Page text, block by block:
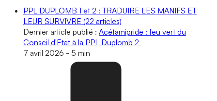
PPL DUPLOMB 1 et 2 : TRADUIRE LES MANIFS ET
LEUR SURVIVRE (22 articles)
Dernier article publié : Acétamipride : feu vert du
Conseil d'Etat à la PPL Duplomb 2
7 avril 2026 - 5 min